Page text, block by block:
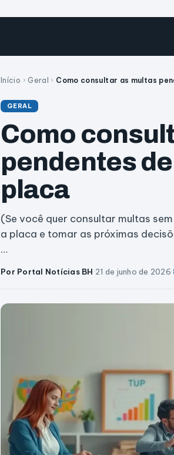
Início › Geral › Como consultar as multas
GERAL
Como
pendentes
placa
(Se você quer consultar multas
a placa e tomar as próximas
…
Por Portal Notícias BH·21 de junho de 2026·